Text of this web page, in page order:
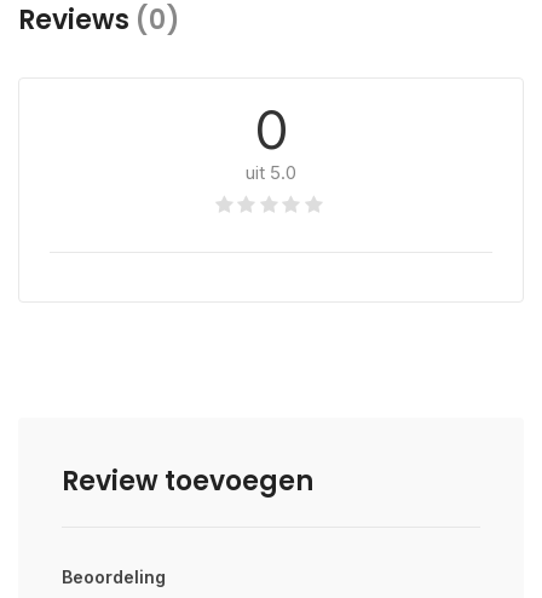
Reviews (0)
0
uit 5.0
Review toevoegen
Beoordeling